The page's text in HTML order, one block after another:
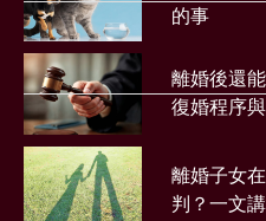
的事
離婚後還
復婚程序
離婚子女
判？一文